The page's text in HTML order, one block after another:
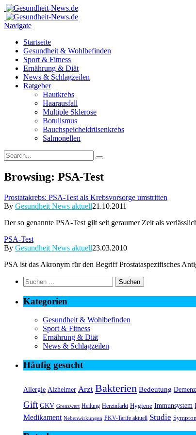
Navigate
Startseite
Gesundheit & Wohlbefinden
Sport & Fitness
Ernährung & Diät
News & Schlagzeilen
Ratgeber
Hautkrebs
Haarausfall
Multiple Sklerose
Botulismus
Bauchspeicheldrüsenkrebs
Salmonellen
Browsing: PSA-Test
Prostatakrebs: PSA-Test als Krebsvorsorge umstritten
By Gesundheit News aktuell21.10.2011
Der so genannte PSA-Test gilt seit geraumer Zeit als
PSA-Test
By Gesundheit News aktuell23.03.2010
PSA ist das Akronym für den Begriff Prostataspezifisches
Suchen
nach:
Kategorien
Gesundheit & Wohlbefinden
Sport & Fitness
Ernährung & Diät
News & Schlagzeilen
Häufig gesucht
Allergie Alzheimer Arzt Bakterien Bedeutung Demenz
Gift GKV Grenzwert Heilung Herzinfarkt Hygiene Immunsystem
Medikament Nebenwirkungen PKV-Tarife aktuell Studie